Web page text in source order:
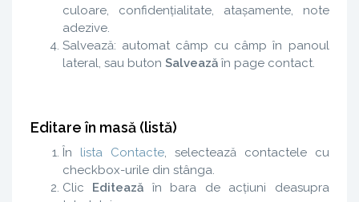
culoare, confidențialitate, atașamente, note
adezive.
Salvează: automat câmp cu câmp în panoul
lateral, sau buton Salveazăîn page contact.
Editare în masă (listă)
În lista Contacte, selectează contactele cu
checkbox-urile din stânga.
Clic Editează în bara de acțiuni deasupra